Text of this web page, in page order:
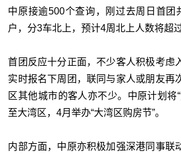
中原接逾500个查询，刚过去周日首团
户，分3车北上，预计4周北上人数将超
首团反应十分正面，不少客人积极考虑
实时报名下周团，联同与家人或朋友再
区其他城市的客人亦不少。中原计划将
至大湾区，4月举办“大湾区购房节”。
内部方面，中原亦积极加强深港同事联